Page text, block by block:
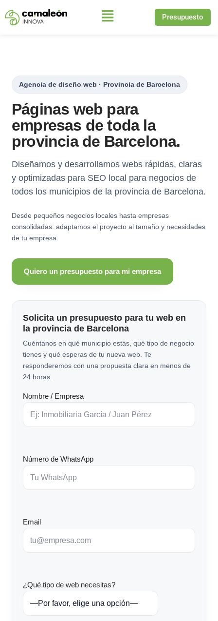
Saltar
Presupuesto
Agencia de diseño web · Provincia de Barcelona
Páginas web para
empresas de toda la
provincia de Barcelona.
Diseñamos y desarrollamos webs rápidas, claras
y optimizadas para SEO local para negocios de
todos los municipios de la provincia de Barcelona.
Desde pequeños negocios locales hasta empresas
consolidadas: adaptamos el proyecto al tamaño y necesidades
de tu empresa.
Quiero un presupuesto para mi empresa
Solicita un presupuesto para tu web en
la provincia de Barcelona
Cuéntanos en qué municipio estás, qué tipo de negocio
tienes y qué esperas de tu nueva web. Te
responderemos con una propuesta clara en menos de
24 horas.
Nombre / Empresa
Número de WhatsApp
Email
¿Qué tipo de web necesitas?